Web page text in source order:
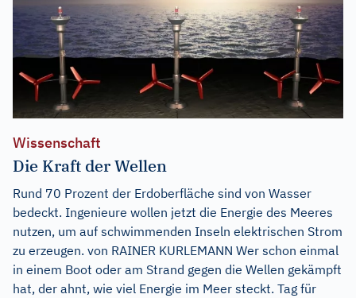
Wissenschaft
Die Kraft der Wellen
Rund 70 Prozent der Erdoberfläche sind von Wasser
bedeckt. Ingenieure wollen jetzt die Energie des Meeres
nutzen, um auf schwimmenden Inseln elektrischen Strom
zu erzeugen. von RAINER KURLEMANN Wer schon einmal
in einem Boot oder am Strand gegen die Wellen gekämpft
hat, der ahnt, wie viel Energie im Meer steckt. Tag für